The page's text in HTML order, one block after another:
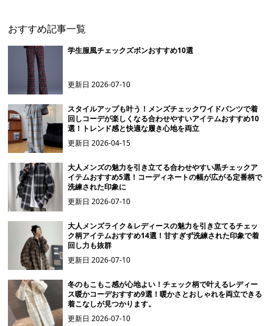
おすすめ記事一覧
学生服風チェックズボンおすすめ10選
更新日2026-07-10
スタイルアップも叶う！メンズチェックワイドパンツで着
回しコーデが楽しくなる合わせやすいアイテムおすすめ10
選！トレンド感と快適な履き心地を両立
更新日2026-04-15
大人メンズの魅力を引き立てる合わせやすい黒チェックア
イテムおすすめ5選！コーディネートの幅が広がる定番柄で
洗練された印象に
更新日2026-07-10
大人メンズライク＆レディースの魅力を引き立てるチェッ
ク柄アイテムおすすめ14選！甘すぎず洗練された印象で着
回し力も抜群
更新日2026-07-10
冬のもこもこ感が心地よい！チェック柄で叶えるレディー
ス暖かコーデおすすめ9選！暖かさとおしゃれを両立できる
着こなしが見つかります。
更新日2026-07-10